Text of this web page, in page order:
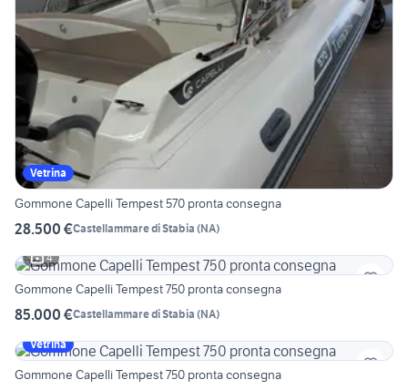
Vetrina
Gommone Capelli Tempest 570 pronta consegna
28.500 €Castellammare di Stabia (NA)
4
Gommone Capelli Tempest 750 pronta consegna
85.000 €Castellammare di Stabia (NA)
Vetrina
Gommone Capelli Tempest 750 pronta consegna